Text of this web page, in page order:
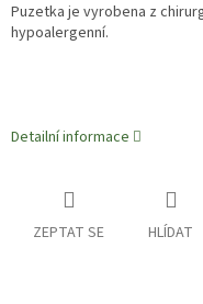
Puzetka je vyrobena z
hypoalergenní.
Detailní informace
ZEPTAT SE HLÍDAT